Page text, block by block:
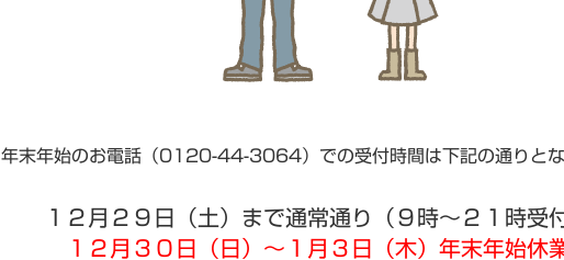
年末年始のお電話（0120-44-3064）での受付時間は下記の通りとな
１２月２９日（土）まで通常通り（９時～２１時受
１２月３０日（日）～１月３日（木）年末年始休